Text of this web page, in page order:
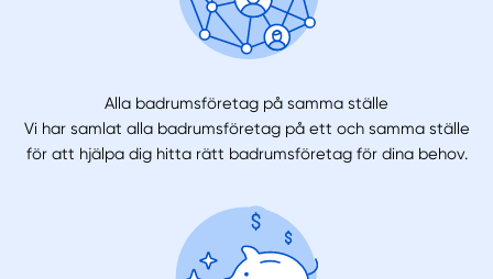
Alla badrumsföretag på samma ställe
Vi har samlat alla badrumsföretag på ett och samma ställe
för att hjälpa dig hitta rätt badrumsföretag för dina behov.